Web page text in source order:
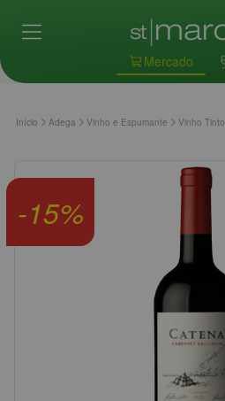
Mercado
Início Adega Vinho e Espumante Vinho Tinto
-15%